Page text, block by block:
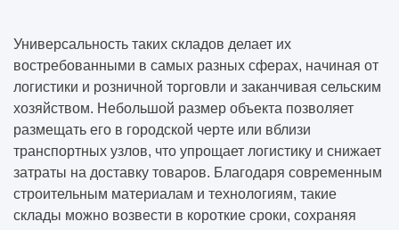
Универсальность таких складов делает их
востребованными в самых разных сферах, начиная от
логистики и розничной торговли и заканчивая сельским
хозяйством. Небольшой размер объекта позволяет
размещать его в городской черте или вблизи
транспортных узлов, что упрощает логистику и снижает
затраты на доставку товаров. Благодаря современным
строительным материалам и технологиям, такие
склады можно возвести в короткие сроки, сохраняя